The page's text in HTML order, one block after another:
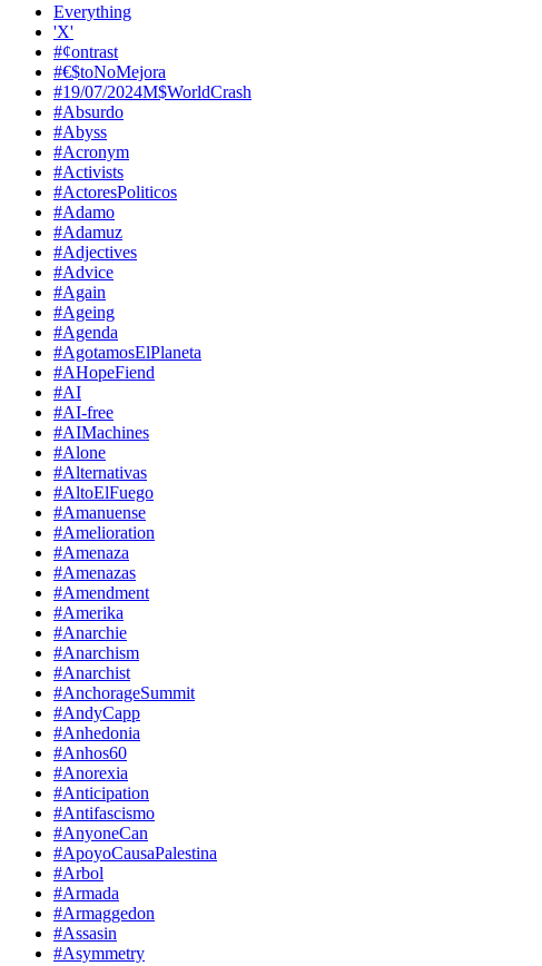
Everything
'X'
#¢ontrast
#€$toNoMejora
#19/07/2024M$WorldCrash
#Absurdo
#Abyss
#Acronym
#Activists
#ActoresPoliticos
#Adamo
#Adamuz
#Adjectives
#Advice
#Again
#Ageing
#Agenda
#AgotamosElPlaneta
#AHopeFiend
#AI
#AI-free
#AIMachines
#Alone
#Alternativas
#AltoElFuego
#Amanuense
#Amelioration
#Amenaza
#Amenazas
#Amendment
#Amerika
#Anarchie
#Anarchism
#Anarchist
#AnchorageSummit
#AndyCapp
#Anhedonia
#Anhos60
#Anorexia
#Anticipation
#Antifascismo
#AnyoneCan
#ApoyoCausaPalestina
#Arbol
#Armada
#Armaggedon
#Assasin
#Asymmetry